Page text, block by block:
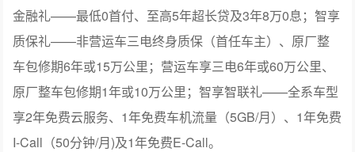
金融礼——最低0首付、至高5年超长贷及3年8万0息；智享
质保礼——非营运车三电终身质保（首任车主）、原厂整
车包修期6年或15万公里；营运车享三电6年或60万公里、
原厂整车包修期1年或10万公里；智享智联礼——全系车型
享2年免费云服务、1年免费车机流量（5GB/月）、1年免费
I-Call（50分钟/月)及1年免费E-Call。